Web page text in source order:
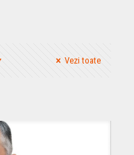
Vezi toate